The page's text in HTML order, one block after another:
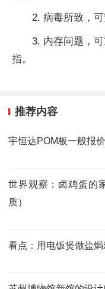
2. 病毒所致，
3. 内存问题，
指。
推荐内容
宇恒达POM板一般报
世界观察：卤鸡蛋的
质）
看点：用电饭煲做盐焗